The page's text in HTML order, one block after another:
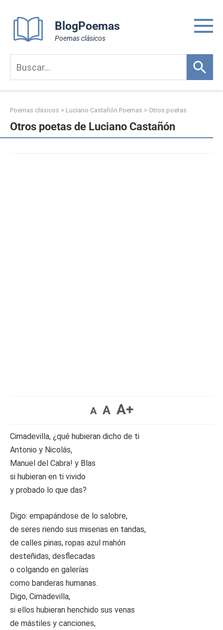
content
BlogPoemas
Poemas clásicos
Poemas clásicos > Luciano Castañón Poemas > Otros poetas
Otros poetas de Luciano Castañón
A A A+
Cimadevilla, ¿qué hubieran dicho de ti
Antonio y Nicolás,
Manuel del Cabra! y Blas
si hubieran en ti vivido
y probado lo que das?
Digo: empapándose de lo salobre,
de seres riendo sus miserias en tandas,
de calles pinas, ropas azul mahón
desteñidas, desflecadas
o colgando en galerías
como banderas humanas.
Digo, Cimadevilla,
si ellos hubieran henchido sus venas
de mástiles y canciones,